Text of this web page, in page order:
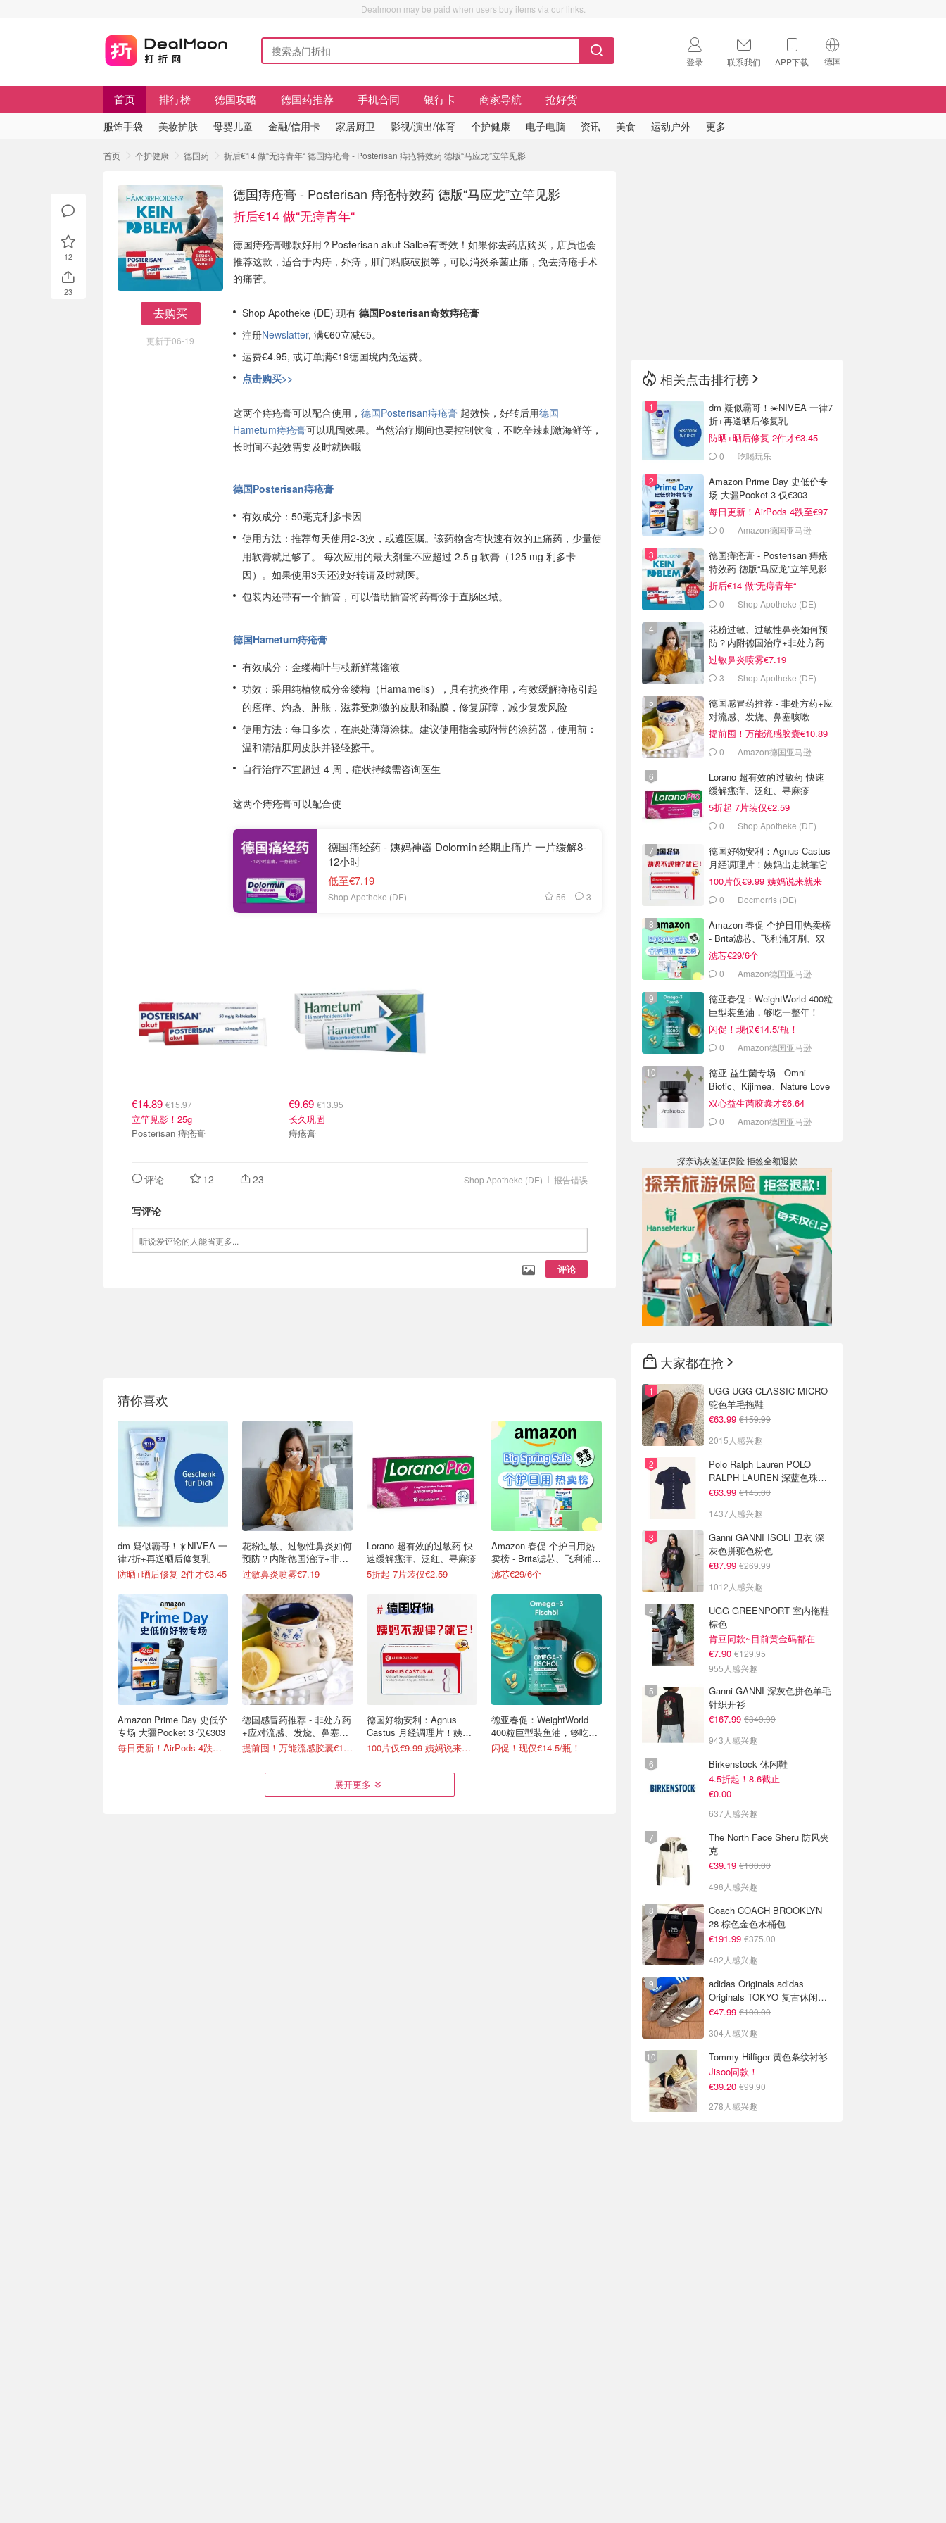
Dealmoon may be paid when users buy items via our links.
登录 联系我们 APP下载 德国
🇺🇸
首页 排行榜 德国攻略 德国药推荐 手机合同 银行卡 商家导航 抢好货
服饰手袋 美妆护肤 母婴儿童 金融/信用卡 家居厨卫 影视/演出/体育 个护健康 电子电脑 资讯 美食 运动户外 更多
首页 个护健康 德国药 折后€14 做“无痔青年“ 德国痔疮膏 - Posterisan 痔疮特效药 德版“马应龙”立竿见影
去购买
更新于06-19
德国痔疮膏 - Posterisan 痔疮特效药 德版“马应龙”立竿见影
折后€14 做“无痔青年“
德国痔疮膏哪款好用？Posterisan akut Salbe有奇效！如果你去药店购买，店员也会
推荐这款，适合于内痔，外痔，肛门粘膜破损等，可以消炎杀菌止痛，免去痔疮手术
的痛苦。
Shop Apotheke (DE) 现有 德国Posterisan奇效痔疮膏
注册Newslatter, 满€60立减€5。
运费€4.95, 或订单满€19德国境内免运费。
点击购买>>
这两个痔疮膏可以配合使用， 德国Posterisan痔疮膏 起效快，好转后用德国
Hametum痔疮膏可以巩固效果。当然治疗期间也要控制饮食，不吃辛辣刺激海鲜等，
长时间不起效需要及时就医哦
德国Posterisan痔疮膏
有效成分：50毫克利多卡因
使用方法：推荐每天使用2-3次，或遵医嘱。该药物含有快速有效的止痛药，少量使
用软膏就足够了。 每次应用的最大剂量不应超过 2.5 g 软膏（125 mg 利多卡
因）。如果使用3天还没好转请及时就医。
包装内还带有一个插管，可以借助插管将药膏涂于直肠区域。
德国Hametum痔疮膏
有效成分：金缕梅叶与枝新鲜蒸馏液
功效：采用纯植物成分金缕梅（Hamamelis），具有抗炎作用，有效缓解痔疮引起
的瘙痒、灼热、肿胀，滋养受刺激的皮肤和黏膜，修复屏障，减少复发风险
使用方法：每日多次，在患处薄薄涂抹。建议使用指套或附带的涂药器，使用前：
温和清洁肛周皮肤并轻轻擦干。
自行治疗不宜超过 4 周，症状持续需咨询医生
这两个痔疮膏可以配合使
德国痛经药 - 姨妈神器 Dolormin 经期止痛片 一片缓解8-
12小时
低至€7.19
Shop Apotheke (DE) 56 3
€14.89 €15.97
立竿见影！25g
Posterisan 痔疮膏
€9.69€13.95
长久巩固
痔疮膏
报告错误
Shop Apotheke (DE)
评论 12 23
写评论
评论
猜你喜欢
dm 疑似霸哥！☀️NIVEA 一
律7折+再送晒后修复乳
防晒+晒后修复 2件才€3.45
Amazon Prime Day 史低价
专场 大疆Pocket 3 仅€303
每日更新！AirPods 4跌至€97
花粉过敏、过敏性鼻炎如何
预防？内附德国治疗+非处
方药推荐
过敏鼻炎喷雾€7.19
德国感冒药推荐 - 非处方药
+应对流感、发烧、鼻塞咳
嗽
提前囤！万能流感胶囊€10.89
Lorano 超有效的过敏药 快
速缓解瘙痒、泛红、寻麻疹
5折起 7片装仅€2.59
德国好物安利：Agnus
Castus 月经调理片！姨妈
出走就靠它
100片仅€9.99 姨妈说来就来
Amazon 春促 个护日用热
卖榜 - Brita滤芯、飞利浦牙
刷、双心等
滤芯€29/6个
德亚春促：WeightWorld
400粒巨型装鱼油，够吃一
整年！
闪促！现仅€14.5/瓶！
展开更多
12
23
相关点击排行榜
dm 疑似霸哥！☀️NIVEA 一律7
折+再送晒后修复乳
防晒+晒后修复 2件才€3.45
0 吃喝玩乐
Amazon Prime Day 史低价专
场 大疆Pocket 3 仅€303
每日更新！AirPods 4跌至€97
0 Amazon德国亚马逊
德国痔疮膏 - Posterisan 痔疮
特效药 德版“马应龙”立竿见影
折后€14 做“无痔青年“
0 Shop Apotheke (DE)
花粉过敏、过敏性鼻炎如何预
防？内附德国治疗+非处方药
推荐
过敏鼻炎喷雾€7.19
3 Shop Apotheke (DE)
德国感冒药推荐 - 非处方药+应
对流感、发烧、鼻塞咳嗽
提前囤！万能流感胶囊€10.89
0 Amazon德国亚马逊
Lorano 超有效的过敏药 快速
缓解瘙痒、泛红、寻麻疹
5折起 7片装仅€2.59
0 Shop Apotheke (DE)
德国好物安利：Agnus Castus
月经调理片！姨妈出走就靠它
100片仅€9.99 姨妈说来就来
0 Docmorris (DE)
Amazon 春促 个护日用热卖榜
- Brita滤芯、飞利浦牙刷、双
心等
滤芯€29/6个
0 Amazon德国亚马逊
德亚春促：WeightWorld 400粒
巨型装鱼油，够吃一整年！
闪促！现仅€14.5/瓶！
0 Amazon德国亚马逊
德亚 益生菌专场 - Omni-
Biotic、Kijimea、Nature Love
等
双心益生菌胶囊才€6.64
0 Amazon德国亚马逊
探亲访友签证保险 拒签全额退款
大家都在抢
UGG UGG CLASSIC MICRO
驼色羊毛拖鞋
€63.99 €159.99
2015人感兴趣
Polo Ralph Lauren POLO
RALPH LAUREN 深蓝色珠地
布 Polo衫
€63.99 €145.00
1437人感兴趣
Ganni GANNI ISOLI 卫衣 深
灰色拼驼色粉色
€87.99 €269.99
1012人感兴趣
UGG GREENPORT 室内拖鞋
棕色
肯豆同款~目前黄金码都在
€7.90 €129.95
955人感兴趣
Ganni GANNI 深灰色拼色羊毛
针织开衫
€167.99 €349.99
943人感兴趣
Birkenstock 休闲鞋
4.5折起！8.6截止
€0.00
637人感兴趣
The North Face Sheru 防风夹
克
€39.19 €100.00
498人感兴趣
Coach COACH BROOKLYN
28 棕色金色水桶包
€191.99 €375.00
492人感兴趣
adidas Originals adidas
Originals TOKYO 复古休闲鞋
深棕色
€47.99 €100.00
304人感兴趣
Tommy Hilfiger 黄色条纹衬衫
Jisoo同款！
€39.20 €99.90
278人感兴趣